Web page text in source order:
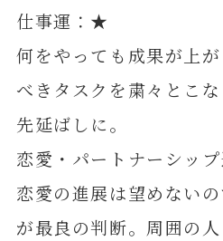
仕事運：★
何をやっても成果が上
べきタスクを粛々とこ
先延ばしに。
恋愛・パートナーシッ
恋愛の進展は望めない
が最良の判断。周囲の